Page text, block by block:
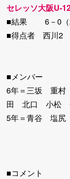
セレッソ大阪U-
■結果 6－0（2
■得点者 西川2
■メンバー
6年＝三坂 重
田 北口 小松
5年＝青谷 塩
■コメント